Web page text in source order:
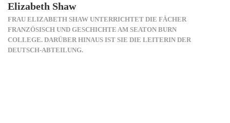
Elizabeth Shaw
FRAU ELIZABETH SHAW UNTERRICHTET DIE FÄCHER
FRANZÖSISCH UND GESCHICHTE AM SEATON BURN
COLLEGE. DARÜBER HINAUS IST SIE DIE LEITERIN DER
DEUTSCH-ABTEILUNG.